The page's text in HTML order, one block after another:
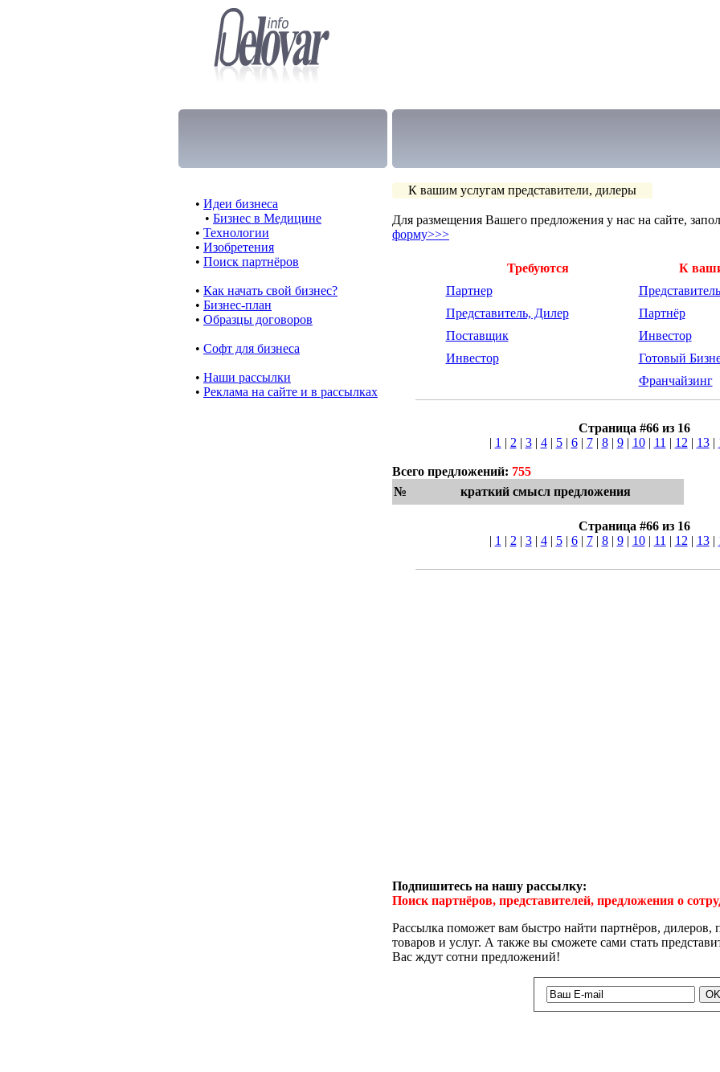
• Идеи бизнеса
• Бизнес в Медицине
• Технологии
• Изобретения
• Поиск партнёров
• Как начать свой бизнес?
• Бизнес-план
• Образцы договоров
• Cофт для бизнеса
• Наши рассылки
• Реклама на сайте и в рассылках
К вашим услугам представители, дилеры
Для размещения Вашего предложения у нас на сайте,
форму>>>
Требуются
К
Партнер
Представитель, Дилер
Партнёр
Поставщик
Инвестор
Инвестор
Готовый
Франчайзинг
Страница #66 из 16
| 1 | 2 | 3| 4| 5| 6| 7| 8| 9| 10| 11 | 12 | 13|
Всего предложений: 755
№
краткий смысл предложения
Страница #66 из 16
| 1 | 2 | 3| 4| 5| 6| 7| 8| 9| 10| 11 | 12 | 13|
Подпишитесь на нашу рассылку:
Поиск партнёров, представителей, предложения о
Рассылка поможет вам быстро найти партнёров, дилеров,
товаров и услуг. А также вы сможете сами стать
Вас ждут сотни предложений!